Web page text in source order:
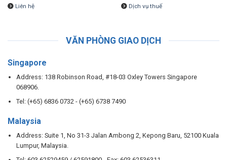
Liên hệ
Dịch vụ thuế
VĂN PHÒNG GIAO DỊCH
Singapore
Address: 138 Robinson Road, #18-03 Oxley Towers Singapore
068906.
Tel: (+65) 6836 0732 - (+65) 6738 7490
Malaysia
Address: Suite 1, No 31-3 Jalan Ambong 2, Kepong Baru, 52100 Kuala
Lumpur, Malaysia.